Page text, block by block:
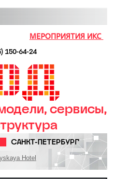
МЕРОПРИЯТИЯ ИКС
150-64-24
сервисы,
САНКТ-ПЕТЕРБУРГ
Hotel